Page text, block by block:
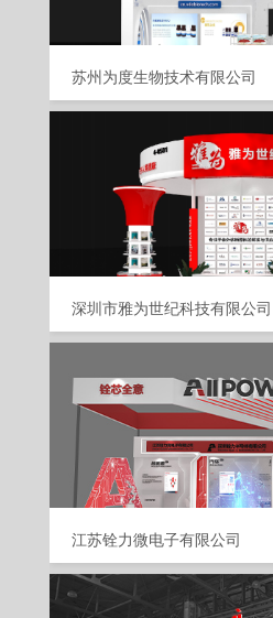
苏州为度生物技术有限公司
深圳市雅为世纪科技有限公司
江苏铨力微电子有限公司